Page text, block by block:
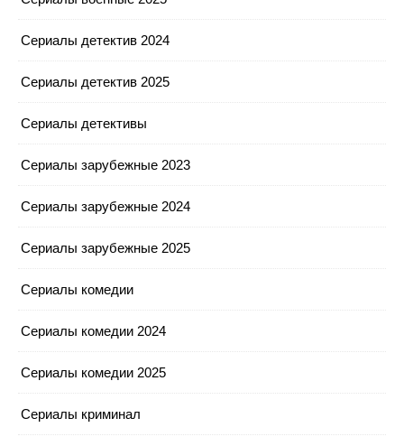
Сериалы детектив 2024
Сериалы детектив 2025
Сериалы детективы
Сериалы зарубежные 2023
Сериалы зарубежные 2024
Сериалы зарубежные 2025
Сериалы комедии
Сериалы комедии 2024
Сериалы комедии 2025
Сериалы криминал